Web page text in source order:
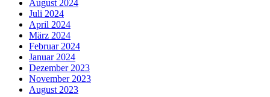
August 2024
Juli 2024
April 2024
März 2024
Februar 2024
Januar 2024
Dezember 2023
November 2023
August 2023